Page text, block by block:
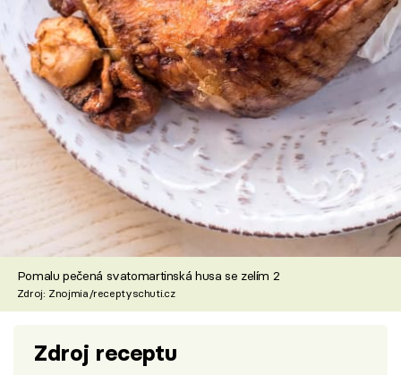
Pomalu pečená svatomartinská husa se zelím 2
Zdroj: Znojmia/receptyschuti.cz
Zdroj receptu